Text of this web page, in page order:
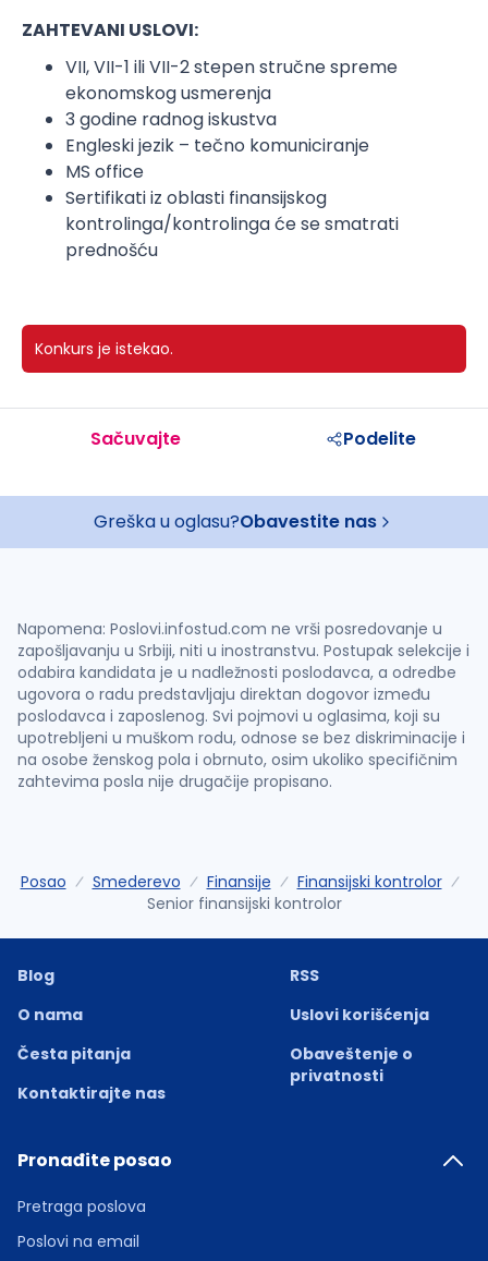
ZAHTEVANI USLOVI:
VII, VII-1 ili VII-2 stepen stručne spreme
ekonomskog usmerenja
3 godine radnog iskustva
Engleski jezik – tečno komuniciranje
MS office
Sertifikati iz oblasti finansijskog
kontrolinga/kontrolinga će se smatrati
prednošću
Konkurs je istekao.
Sačuvajte Podelite
Greška u oglasu?Obavestite nas
Napomena: Poslovi.infostud.com ne vrši posredovanje u
zapošljavanju u Srbiji, niti u inostranstvu. Postupak selekcije i
odabira kandidata je u nadležnosti poslodavca, a odredbe
ugovora o radu predstavljaju direktan dogovor između
poslodavca i zaposlenog. Svi pojmovi u oglasima, koji su
upotrebljeni u muškom rodu, odnose se bez diskriminacije i
na osobe ženskog pola i obrnuto, osim ukoliko specifičnim
zahtevima posla nije drugačije propisano.
Posao Smederevo Finansije
Finansijski kontrolor
Senior finansijski kontrolor
Blog
O nama
Česta pitanja
Kontaktirajte nas
RSS
Uslovi korišćenja
Obaveštenje o
privatnosti
Pronađite posao
Pretraga poslova
Poslovi na email